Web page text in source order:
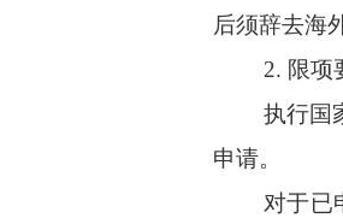
后须辞去海
2. 限项
执行国
申请。
对于已